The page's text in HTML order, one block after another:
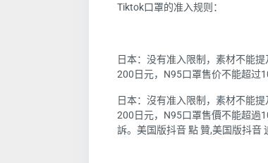
Tiktok口罩的准入规则：
日本：没有准入限制，素材不能
200日元，N95口罩售价不能超过
日本：沒有准入限制，素材不能
200日元，N95口罩售價不能超過
訴。美国版抖音 點 贊,美国版抖音